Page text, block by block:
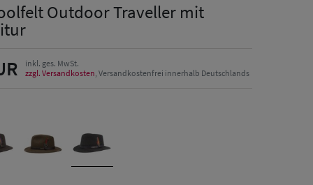
Outdoor Traveller mit
inkl. ges. MwSt.
zzgl. Versandkosten, Versandkostenfrei innerhalb Deutschlands